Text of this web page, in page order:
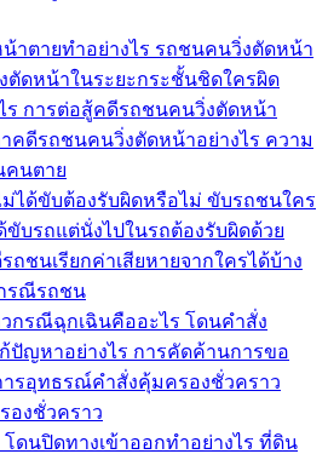
าตายทำอย่างไร รถชนคนวิ่งตัดหน้า
ตัดหน้าในระยะกระชั้นชิดใครผิด
ร การต่อสู้คดีรถชนคนวิ่งตัดหน้า
คดีรถชนคนวิ่งตัดหน้าอย่างไร ความ
คนตาย
ม่ได้ขับต้องรับผิดหรือไม่ ขับรถชนใคร
ขับรถแต่นั่งไปในรถต้องรับผิดด้วย
ถชนเรียกค่าเสียหายจากใครได้บ้าง
รณีรถชน
กรณีฉุกเฉินคืออะไร โดนคำสั่ง
ปัญหาอย่างไร การคัดค้านการขอ
รอุทธรณ์คำสั่งคุ้มครองชั่วคราว
องชั่วคราว
โดนปิดทางเข้าออกทำอย่างไร ที่ดิน